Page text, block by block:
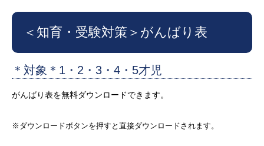
＜知育・受験対策＞ がんばり表
＊対象＊1・2・3・4・5才児
がんばり表を無料ダウンロードできます。
※ダウンロードボタンを押すと直接ダウンロードされます。